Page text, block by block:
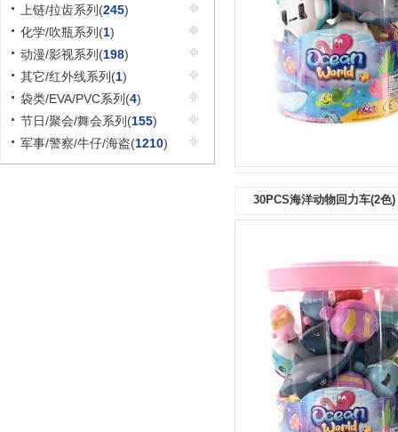
上链/拉齿系列(245)
化学/吹瓶系列(1)
动漫/影视系列(198)
其它/红外线系列(1)
袋类/EVA/PVC系列(4)
节日/聚会/舞会系列(155)
军事/警察/牛仔/海盗(1210)
30PCS海洋动物回力车(2色)